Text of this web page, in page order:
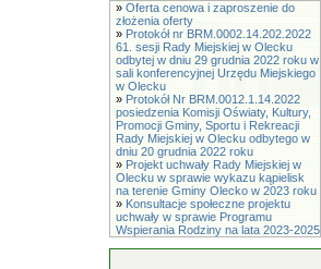
» Oferta cenowa i zaproszenie do
złożenia oferty
» Protokół nr BRM.0002.14.202.2022
61. sesji Rady Miejskiej w Olecku
odbytej w dniu 29 grudnia 2022 roku w
sali konferencyjnej Urzędu Miejskiego
w Olecku
» Protokół Nr BRM.0012.1.14.2022
posiedzenia Komisji Oświaty, Kultury,
Promocji Gminy, Sportu i Rekreacji
Rady Miejskiej w Olecku odbytego w
dniu 20 grudnia 2022 roku
» Projekt uchwały Rady Miejskiej w
Olecku w sprawie wykazu kąpielisk
na terenie Gminy Olecko w 2023 roku
» Konsultacje społeczne projektu
uchwały w sprawie Programu
Wspierania Rodziny na lata 2023-2025